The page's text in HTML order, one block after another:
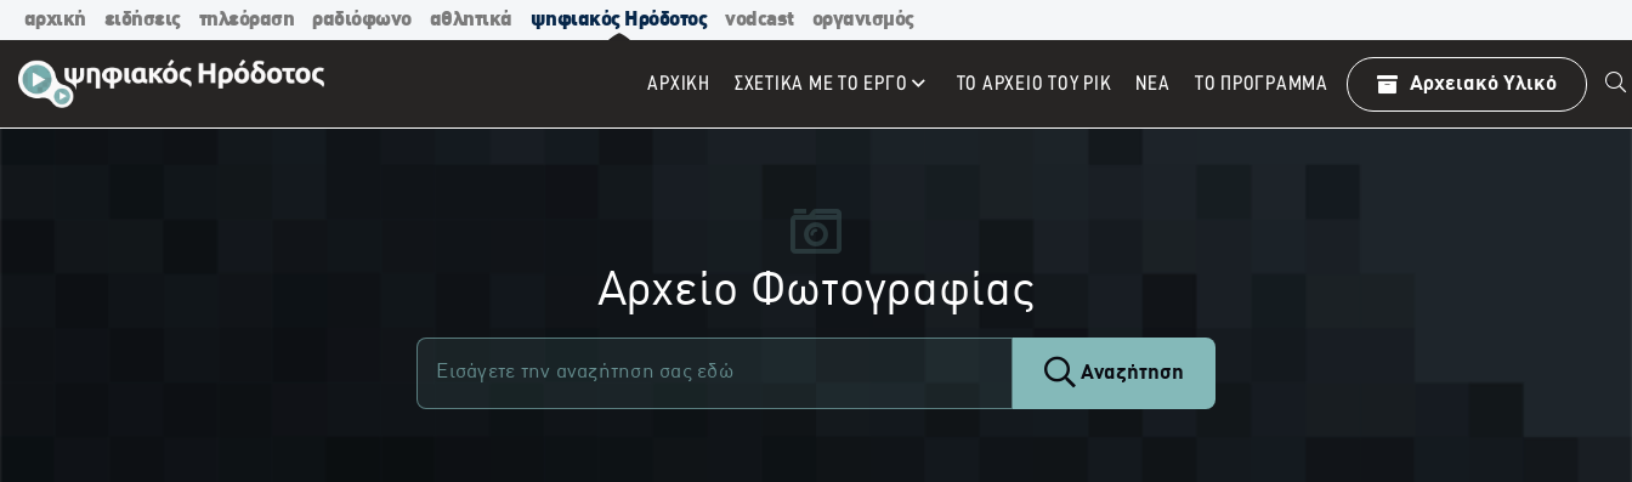
αρχική ειδήσεις τηλεόραση ραδιόφωνο αθλητικά ψηφιακός Ηρόδοτος vodcast οργανισμός
ΑΡΧΙΚΉ ΣΧΕΤΙΚΑ ΜΕ ΤΟ ΕΡΓΟ ΤΟ ΑΡΧΕΙΟ ΤΟΥ ΡΙΚ ΝΕΑ TO ΠΡΌΓΡΑΜΜΑ Αρχειακό Υλικό
Αρχείο Φωτογραφίας
Αναζήτηση